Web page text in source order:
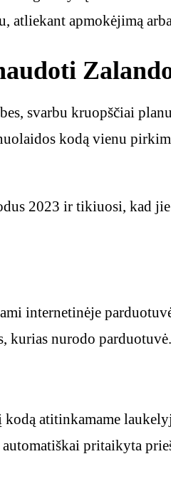
atliekant apmokėjimą
svarbu kruopščiai
kodą vienu
2023 ir tikiuosi, kad
internetinėje
kurias nurodo parduotuvė.
atitinkamame
pritaikyta